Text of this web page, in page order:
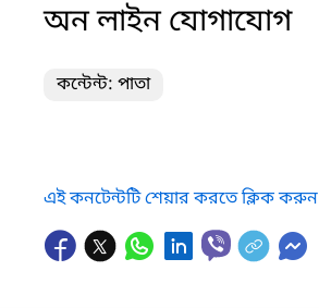
অন লাইন যোগাযোগ
কন্টেন্ট: পাতা
এই কনটেন্টটি শেয়ার করতে ক্লিক করুন